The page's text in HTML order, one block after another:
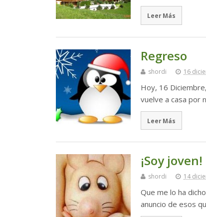
Leer Más
Regreso
shordi 16
Hoy, 16
vuelve a casa por
Leer Más
¡Soy joven!
shordi 14
Que me lo ha
anuncio de esos